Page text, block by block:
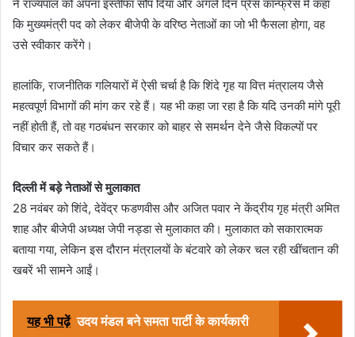
ने राज्यपाल को अपना इस्तीफा सौंप दिया और अगले दिन प्रेस कॉन्फ्रेंस में कहा
कि मुख्यमंत्री पद को लेकर बीजेपी के वरिष्ठ नेताओं का जो भी फैसला होगा, वह
उसे स्वीकार करेंगे।
हालांकि, राजनीतिक गलियारों में ऐसी चर्चा है कि शिंदे गृह या वित्त मंत्रालय जैसे
महत्वपूर्ण विभागों की मांग कर रहे हैं। यह भी कहा जा रहा है कि यदि उनकी मांगे पूरी
नहीं होती हैं, तो वह गठबंधन सरकार को बाहर से समर्थन देने जैसे विकल्पों पर
विचार कर सकते हैं।
दिल्ली में बड़े नेताओं से मुलाकात
28 नवंबर को शिंदे, देवेंद्र फडणवीस और अजित पवार ने केंद्रीय गृह मंत्री अमित
शाह और बीजेपी अध्यक्ष जेपी नड्डा से मुलाकात की। मुलाकात को सकारात्मक
बताया गया, लेकिन इस दौरान मंत्रालयों के बंटवारे को लेकर चल रही खींचतान की
खबरें भी सामने आईं।
यह भी पढ़ें उदय मंडल बने समता पार्टी के कार्यकारी